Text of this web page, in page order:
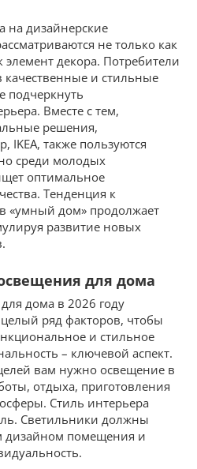
на дизайнерские
не только как
элемент декора. Потребители
качественные и стильные
подчеркнуть
Вместе с тем,
решения,
IKEA, также пользуются
среди молодых
оптимальное
Тенденция к
«умный дом» продолжает
развитие новых
для дома
дома в 2026 году
ряд факторов, чтобы
и стильное
– ключевой аспект.
вам нужно освещение в
отдыха, приготовления
Стиль интерьера
Светильники должны
дизайном помещения и